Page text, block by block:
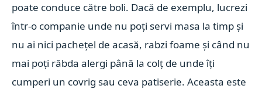
poate conduce către boli. Dacă de exemplu, lucrezi
într-o companie unde nu poți servi masa la timp și
nu ai nici pachețel de acasă, rabzi foame și când nu
mai poți răbda alergi până la colț de unde îți
cumperi un covrig sau ceva patiserie. Aceasta este